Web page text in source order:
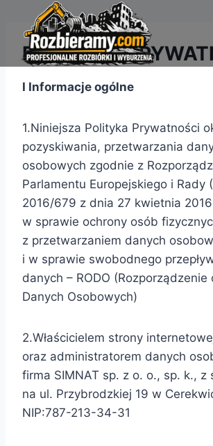
treściPOLITYKA
I Informacje ogólne
1.Niniejsza Polityka Prywatności
pozyskiwania, przetwarzania
osobowych zgodnie z
Parlamentu Europejskiego i Rady
2016/679 z dnia 27 kwietnia
w sprawie ochrony osób
z przetwarzaniem danych
i w sprawie swobodnego
danych – RODO (Rozporządzenie
Danych Osobowych)
2.Właścicielem strony
oraz administratorem danych
firma SIMNAT sp. z o. o., sp. k., z
na ul. Przybrodzkiej 19 w
NIP:787-213-34-31